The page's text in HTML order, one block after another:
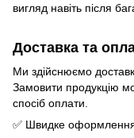
вигляд навіть після
Доставка та
Ми здійснюємо
Замовити продукцію
спосіб оплати.
✅ Швидке